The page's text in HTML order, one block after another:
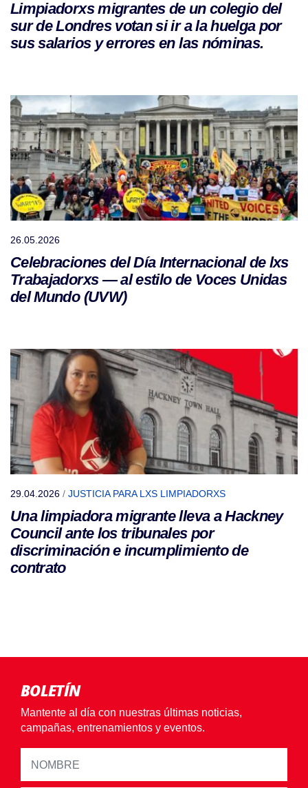
Limpiadorxs migrantes de un colegio del
sur de Londres votan si ir a la huelga por
sus salarios y errores en las nóminas.
26.05.2026
Celebraciones del Día Internacional de lxs
Trabajadorxs — al estilo de Voces Unidas
del Mundo (UVW)
29.04.2026 / JUSTICIA PARA LXS LIMPIADORXS
Una limpiadora migrante lleva a Hackney
Council ante los tribunales por
discriminación e incumplimiento de
contrato
BOLETÍN
Mantente al día con nuestras últimas noticias,
campañas, entrenamientos y eventos.